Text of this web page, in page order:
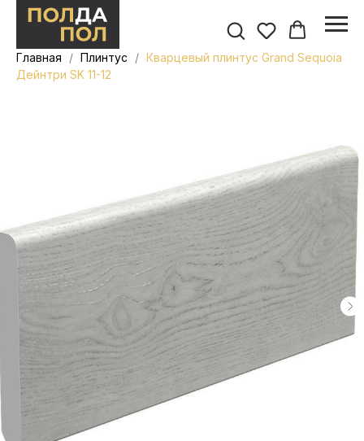
Главная Плинтус
Кварцевый плинтус Grand Sequoia
Дейнтри SK 11-12